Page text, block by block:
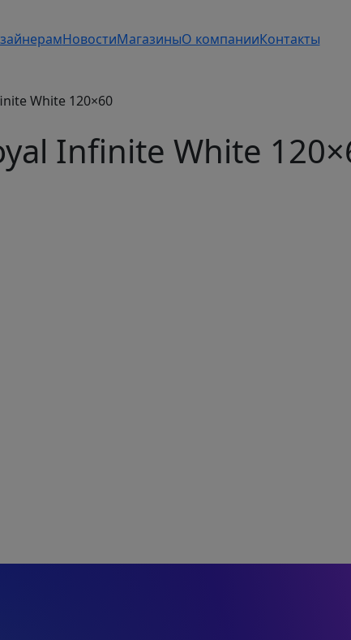
НовостиМагазиныО компанииКонтакты
White 120×60
Infinite White